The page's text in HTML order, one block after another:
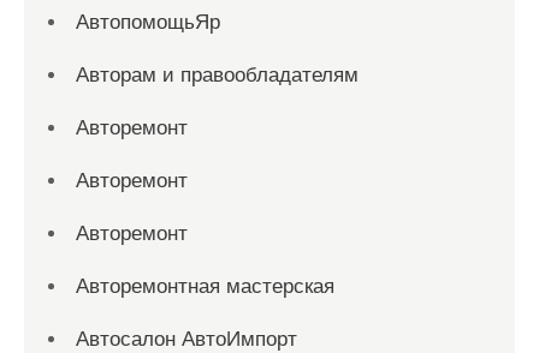
АвтопомощьЯр
Авторам и правообладателям
Авторемонт
Авторемонт
Авторемонт
Авторемонтная мастерская
Автосалон АвтоИмпорт